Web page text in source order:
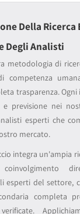
Della Ricerca
Degli Analisti
metodologia di
competenza
trasparenza. Ogni
e previsione nei
esperti che
mercato.
integra un'ampia
esperti del settore,
completa